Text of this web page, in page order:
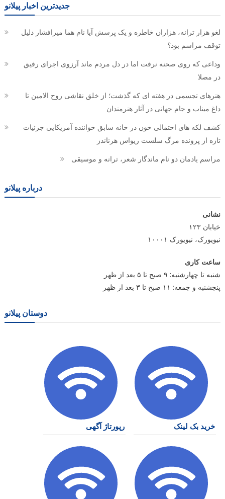
جدیدترین اخبار پیلانو
لغو هزار ترانه، هزاران خاطره و یک پرسش آیا نام هما میرافشار دلیل
توقف مراسم بود؟
وداعی که روی صحنه نرفت اما در دل مردم ماند آرزوی اجرای رفیق
در مصلا
هنرهای تجسمی در هفته ای که گذشت؛ از خلق نقاشی روح الامین تا
داغ میناب و جام جهانی در آثار هنرمندان
کشف لکه های احتمالی خون در خانه سابق خواننده آمریکایی جزئیات
تازه از پرونده مرگ سلست ریواس هرناندز
مراسم یادمان دو نام ماندگار شعر، ترانه و موسیقی
درباره پیلانو
نشانی
خیابان ۱۲۳
نیویورک، نیویورک ۱۰۰۰۱
ساعت کاری
شنبه تا چهارشنبه: ۹ صبح تا ۵ بعد از ظهر
پنجشنبه و جمعه: ۱۱ صبح تا ۳ بعد از ظهر
دوستان پیلانو
خرید بک لینک رپورتاژ آگهی